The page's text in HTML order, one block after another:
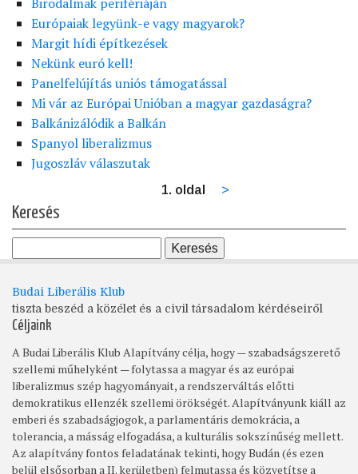
Európaiak legyünk-e vagy magyarok?
Margit hídi építkezések
Nekünk euró kell!
Panelfelújítás uniós támogatással
Mi vár az Európai Unióban a magyar gazdaságra?
Balkánizálódik a Balkán
Spanyol liberalizmus
Jugoszláv válaszutak
1. oldal
Következő
>
Keresés
Budai Liberális Klub
tiszta beszéd a közélet és a civil társadalom kérdéseiről
Céljaink
A Budai Liberális Klub Alapítvány célja, hogy — szabadságszerető
szellemi műhelyként — folytassa a magyar és az európai
liberalizmus szép hagyományait, a rendszerváltás előtti
demokratikus ellenzék szellemi örökségét. Alapítványunk kiáll az
emberi és szabadságjogok, a parlamentáris demokrácia, a
tolerancia, a másság elfogadása, a kulturális sokszínűség mellett.
Az alapítvány fontos feladatának tekinti, hogy Budán (és ezen
belül elsősorban a II. kerületben) felmutassa és közvetítse a